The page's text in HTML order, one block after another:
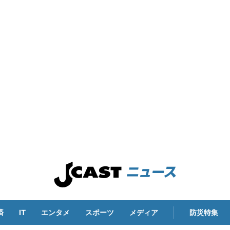
IT エンタメ スポーツ メディア 防災特集